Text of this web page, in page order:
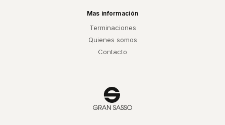
Mas información
Terminaciones
Quienes somos
Contacto